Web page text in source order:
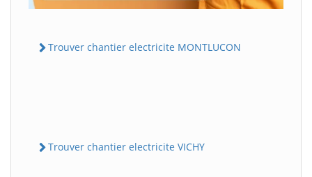
Trouver chantier electricite MONTLUCON
Trouver chantier electricite VICHY